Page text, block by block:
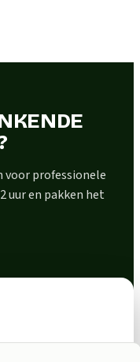
voor professionele
uur en pakken het